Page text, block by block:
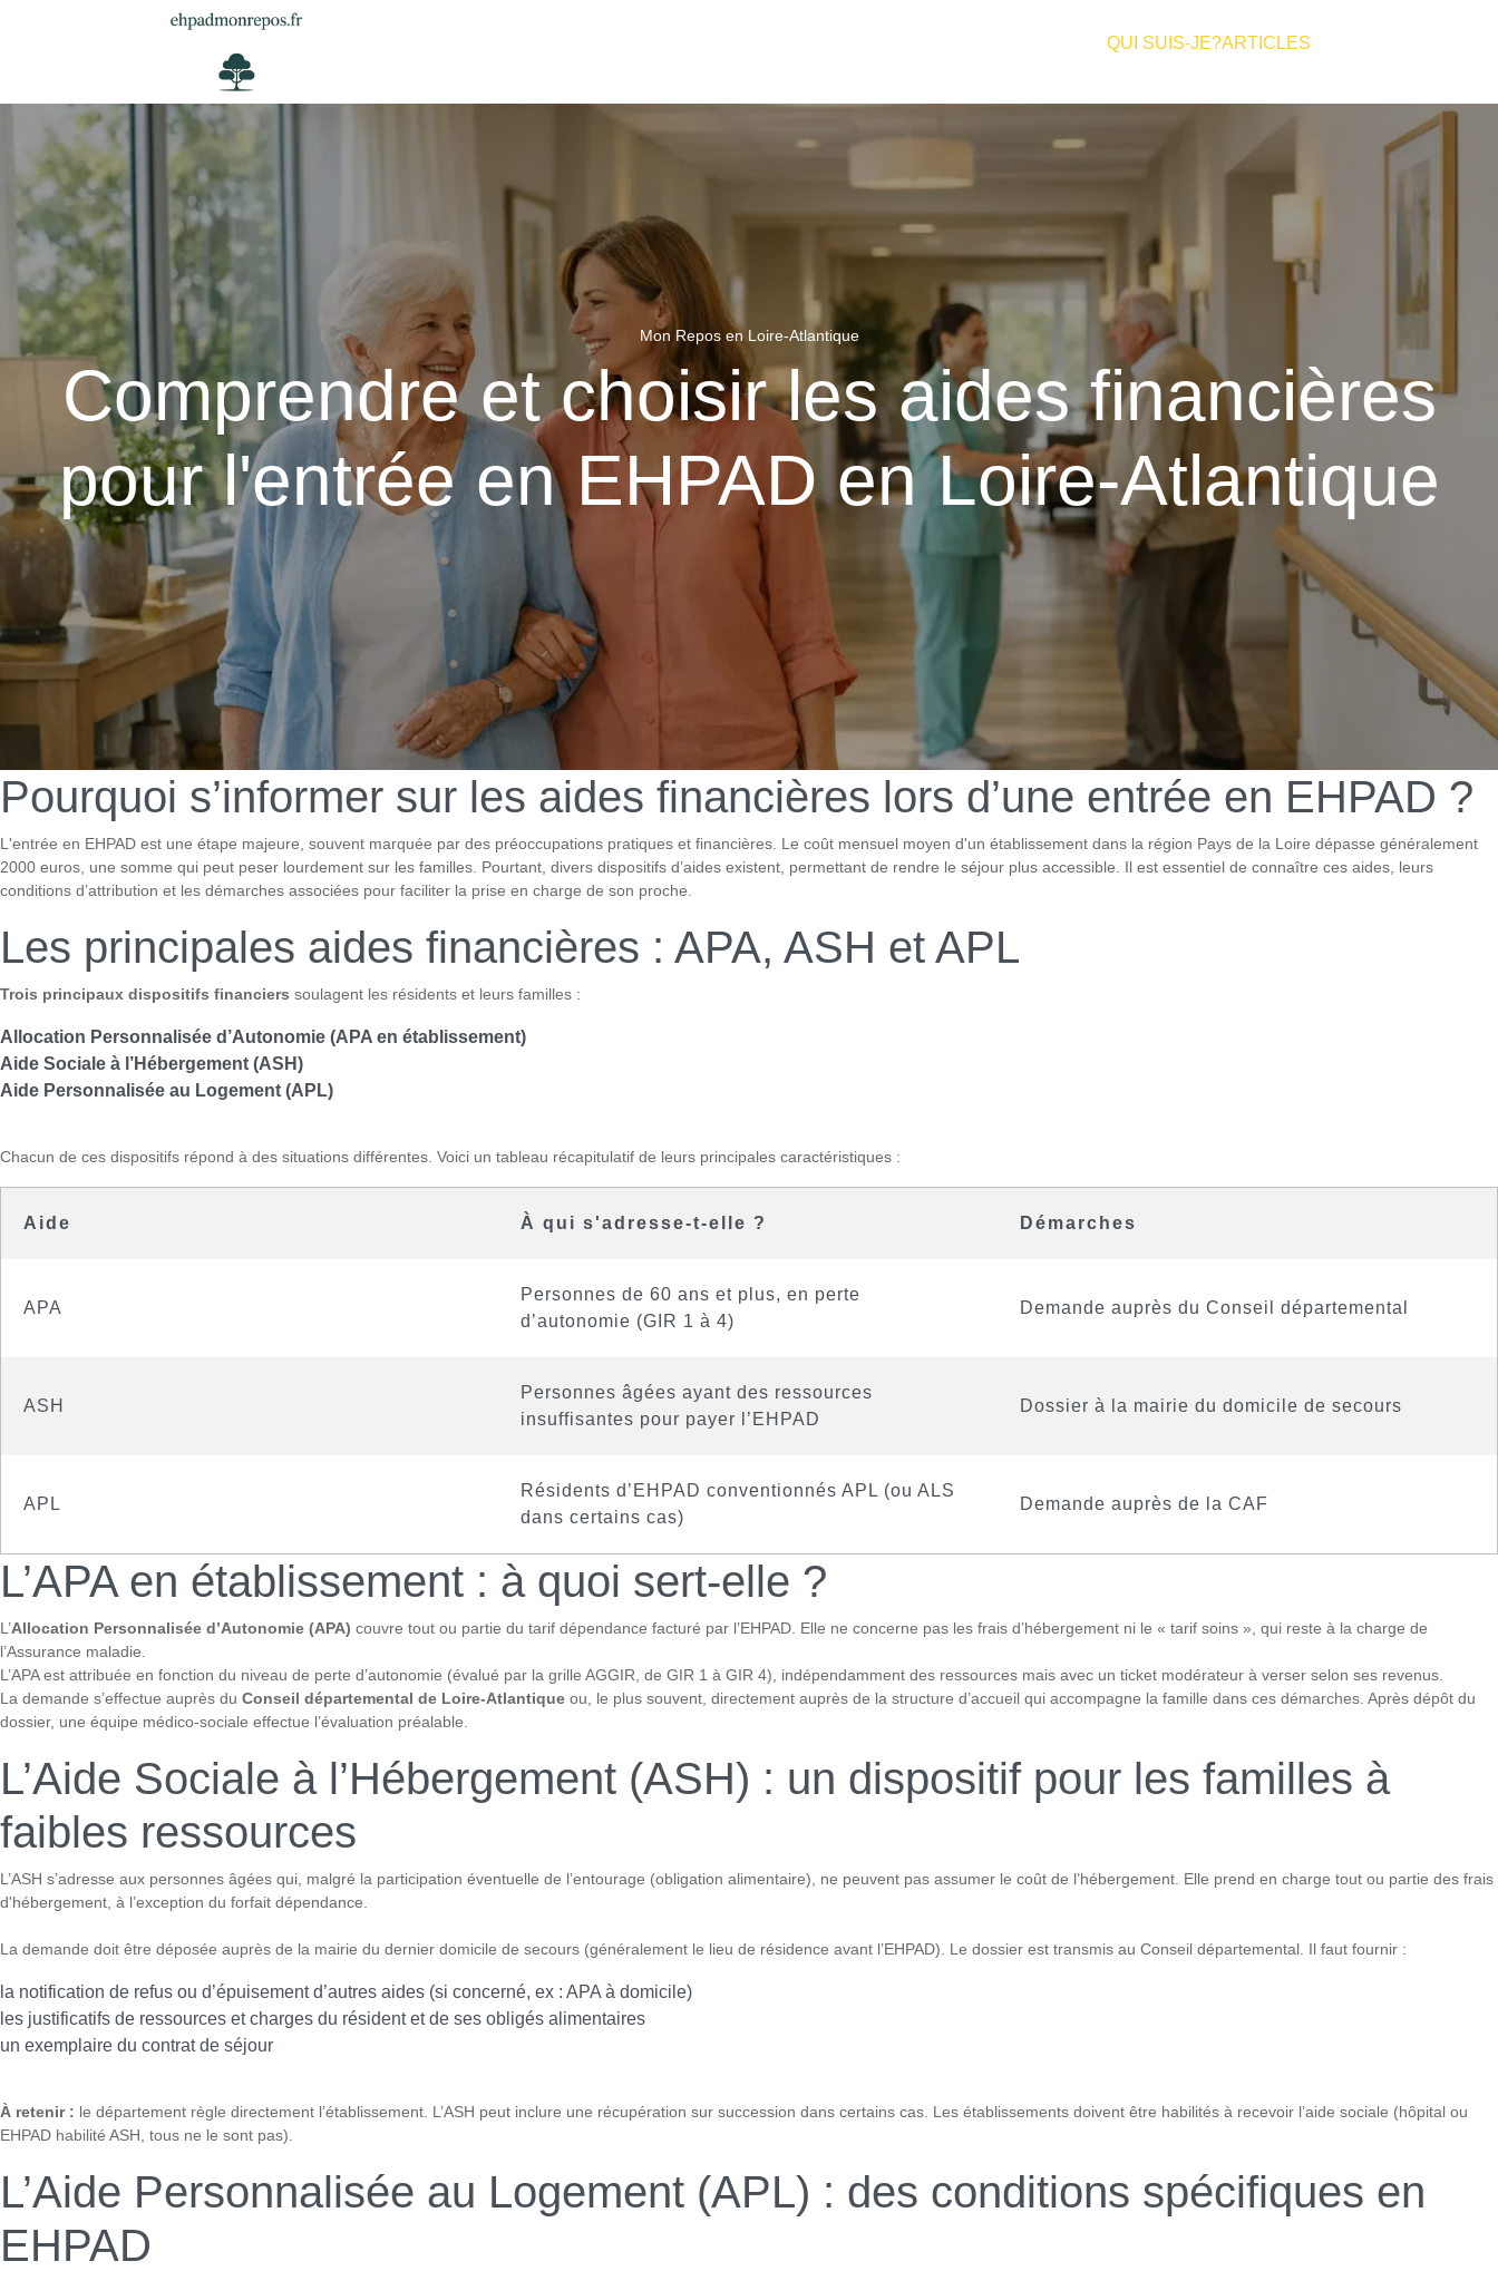
QUI SUIS-JE?ARTICLES
Mon Repos en Loire-Atlantique
Comprendre et choisir les aides financières
pour l'entrée en EHPAD en Loire-Atlantique
Pourquoi s’informer sur les aides financières lors d’une entrée en EHPAD ?
L'entrée en EHPAD est une étape majeure, souvent marquée par des préoccupations pratiques et financières. Le coût mensuel moyen d'un établissement dans la région Pays de la Loire dépasse généralement
2000 euros, une somme qui peut peser lourdement sur les familles. Pourtant, divers dispositifs d’aides existent, permettant de rendre le séjour plus accessible. Il est essentiel de connaître ces aides, leurs
conditions d’attribution et les démarches associées pour faciliter la prise en charge de son proche.
Les principales aides financières : APA, ASH et APL
Trois principaux dispositifs financiers soulagent les résidents et leurs familles :
Allocation Personnalisée d’Autonomie (APA en établissement)
Aide Sociale à l’Hébergement (ASH)
Aide Personnalisée au Logement (APL)
Chacun de ces dispositifs répond à des situations différentes. Voici un tableau récapitulatif de leurs principales caractéristiques :
Aide À qui s'adresse-t-elle ? Démarches
APA
Personnes de 60 ans et plus, en perte
d’autonomie (GIR 1 à 4)
Demande auprès du Conseil départemental
ASH
Personnes âgées ayant des ressources
insuffisantes pour payer l’EHPAD
Dossier à la mairie du domicile de secours
APL
Résidents d’EHPAD conventionnés APL (ou ALS
dans certains cas)
Demande auprès de la CAF
L’APA en établissement : à quoi sert-elle ?
L’Allocation Personnalisée d’Autonomie (APA) couvre tout ou partie du tarif dépendance facturé par l’EHPAD. Elle ne concerne pas les frais d’hébergement ni le « tarif soins », qui reste à la charge de
l’Assurance maladie.
L’APA est attribuée en fonction du niveau de perte d’autonomie (évalué par la grille AGGIR, de GIR 1 à GIR 4), indépendamment des ressources mais avec un ticket modérateur à verser selon ses revenus.
La demande s’effectue auprès du Conseil départemental de Loire-Atlantique ou, le plus souvent, directement auprès de la structure d’accueil qui accompagne la famille dans ces démarches. Après dépôt du
dossier, une équipe médico-sociale effectue l’évaluation préalable.
L’Aide Sociale à l’Hébergement (ASH) : un dispositif pour les familles à
faibles ressources
L’ASH s’adresse aux personnes âgées qui, malgré la participation éventuelle de l’entourage (obligation alimentaire), ne peuvent pas assumer le coût de l’hébergement. Elle prend en charge tout ou partie des frais
d'hébergement, à l’exception du forfait dépendance.
La demande doit être déposée auprès de la mairie du dernier domicile de secours (généralement le lieu de résidence avant l’EHPAD). Le dossier est transmis au Conseil départemental. Il faut fournir :
la notification de refus ou d’épuisement d’autres aides (si concerné, ex : APA à domicile)
les justificatifs de ressources et charges du résident et de ses obligés alimentaires
un exemplaire du contrat de séjour
À retenir : le département règle directement l’établissement. L’ASH peut inclure une récupération sur succession dans certains cas. Les établissements doivent être habilités à recevoir l’aide sociale (hôpital ou
EHPAD habilité ASH, tous ne le sont pas).
L’Aide Personnalisée au Logement (APL) : des conditions spécifiques en
EHPAD